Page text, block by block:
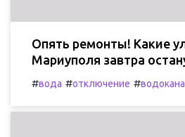
Опять ремонты! Какие
Мариуполя завтра
#вода #отключение #